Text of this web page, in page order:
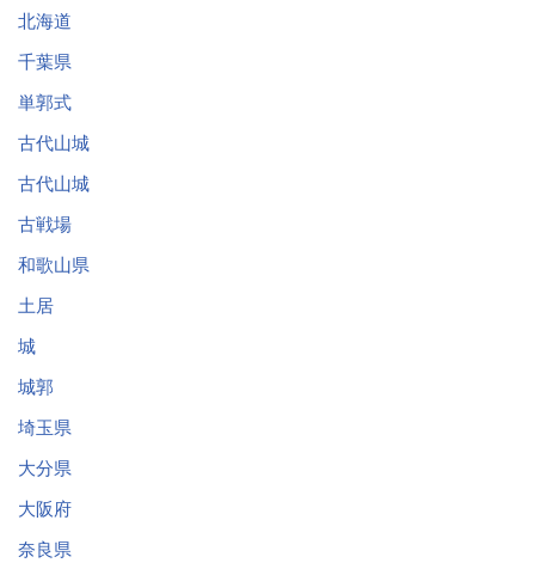
北海道
千葉県
単郭式
古代山城
古代山城
古戦場
和歌山県
土居
城
城郭
埼玉県
大分県
大阪府
奈良県